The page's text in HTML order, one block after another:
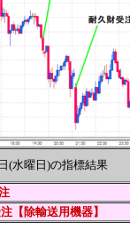
(水曜日)の指標結果
【除輸送用機器】